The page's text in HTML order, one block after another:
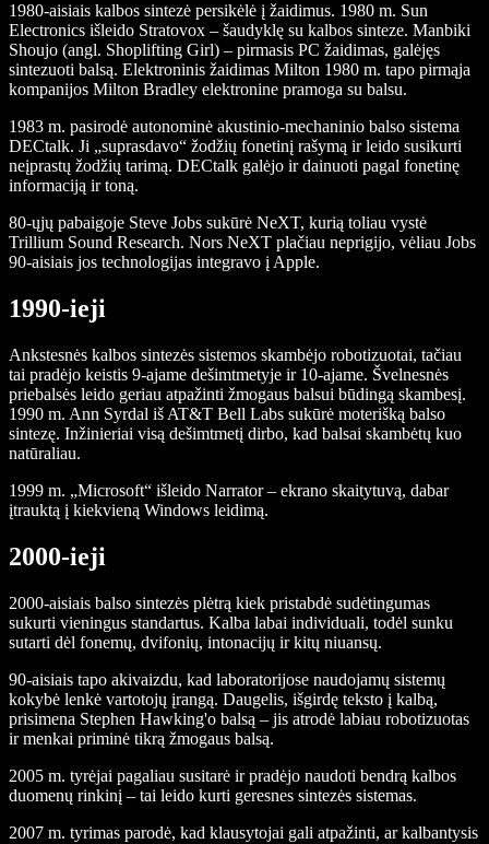
1980-aisiais kalbos sintezė persikėlė į žaidimus. 1980 m. Sun
Electronics išleido Stratovox – šaudyklę su kalbos sinteze. Manbiki
Shoujo (angl. Shoplifting Girl) – pirmasis PC žaidimas, galėjęs
sintezuoti balsą. Elektroninis žaidimas Milton 1980 m. tapo pirmąja
kompanijos Milton Bradley elektronine pramoga su balsu.
1983 m. pasirodė autonominė akustinio-mechaninio balso sistema
DECtalk. Ji „suprasdavo“ žodžių fonetinį rašymą ir leido susikurti
neįprastų žodžių tarimą. DECtalk galėjo ir dainuoti pagal fonetinę
informaciją ir toną.
80-ųjų pabaigoje Steve Jobs sukūrė NeXT, kurią toliau vystė
Trillium Sound Research. Nors NeXT plačiau neprigijo, vėliau Jobs
90-aisiais jos technologijas integravo į Apple.
1990-ieji
Ankstesnės kalbos sintezės sistemos skambėjo robotizuotai, tačiau
tai pradėjo keistis 9-ajame dešimtmetyje ir 10-ajame. Švelnesnės
priebalsės leido geriau atpažinti žmogaus balsui būdingą skambesį.
1990 m. Ann Syrdal iš AT&T Bell Labs sukūrė moterišką balso
sintezę. Inžinieriai visą dešimtmetį dirbo, kad balsai skambėtų kuo
natūraliau.
1999 m. „Microsoft“ išleido Narrator – ekrano skaitytuvą, dabar
įtrauktą į kiekvieną Windows leidimą.
2000-ieji
2000-aisiais balso sintezės plėtrą kiek pristabdė sudėtingumas
sukurti vieningus standartus. Kalba labai individuali, todėl sunku
sutarti dėl fonemų, dvifonių, intonacijų ir kitų niuansų.
90-aisiais tapo akivaizdu, kad laboratorijose naudojamų sistemų
kokybė lenkė vartotojų įrangą. Daugelis, išgirdę teksto į kalbą,
prisimena Stephen Hawking'o balsą – jis atrodė labiau robotizuotas
ir menkai priminė tikrą žmogaus balsą.
2005 m. tyrėjai pagaliau susitarė ir pradėjo naudoti bendrą kalbos
duomenų rinkinį – tai leido kurti geresnes sintezės sistemas.
2007 m. tyrimas parodė, kad klausytojai gali atpažinti, ar kalbantysis